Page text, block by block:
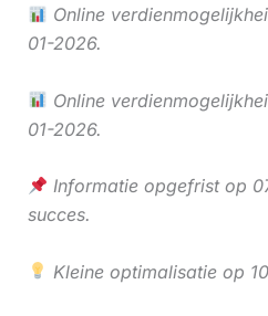
Online
01-2026.
Online
01-2026.
Informatie opgefrist op
succes.
Kleine optimalisatie op